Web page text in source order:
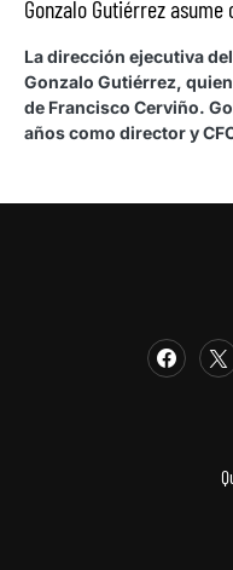
Gonzalo Gutiérrez asume
La dirección ejecutiva
Gonzalo Gutiérrez,
de Francisco Cerviño.
años como director y